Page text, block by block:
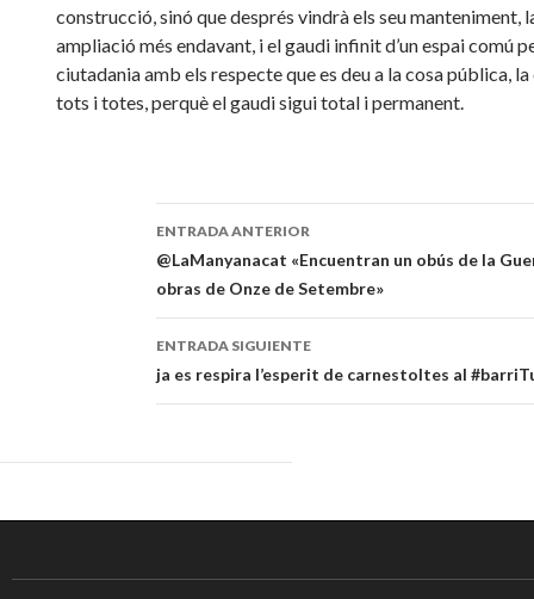
construcció, sinó que després vindrà els seu manteniment,
ampliació més endavant, i el gaudi infinit d’un espai comú
ciutadania amb els respecte que es deu a la cosa pública, la
tots i totes, perquè el gaudi sigui total i permanent.
Navegación
de
entradas
ENTRADA ANTERIOR
@LaManyanacat «Encuentran un obús de la
obras de Onze de Setembre»
ENTRADA SIGUIENTE
ja es respira l’esperit de carnestoltes al